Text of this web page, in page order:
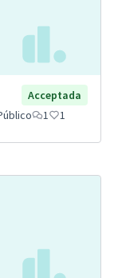
Acceptada
1 1